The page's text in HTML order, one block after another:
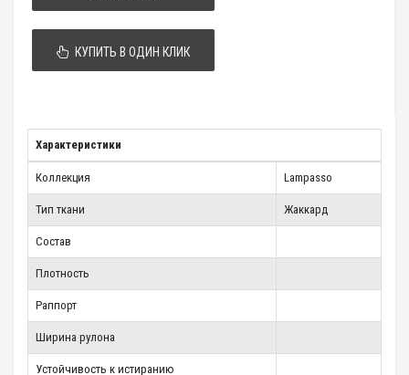
КУПИТЬ В ОДИН КЛИК
Характеристики
Коллекция Lampasso
Тип ткани Жаккард
Состав
Плотность
Раппорт
Ширина рулона
Устойчивость к истиранию